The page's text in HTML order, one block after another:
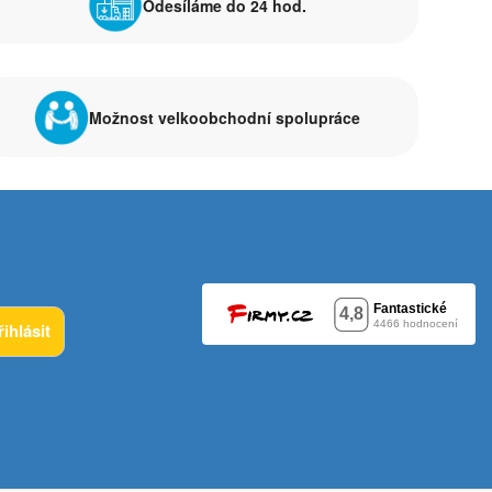
Odesíláme do 24 hod.
Možnost velkoobchodní spolupráce